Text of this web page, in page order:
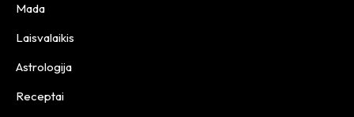
Mada
Laisvalaikis
Astrologija
Receptai